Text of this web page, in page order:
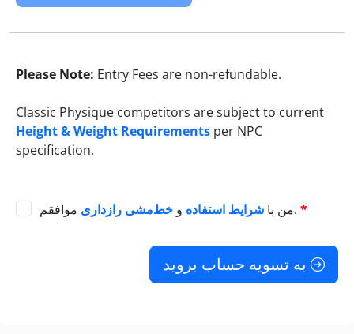
Please Note: Entry Fees are non-refundable.
Classic Physique competitors are subject to current
Height & Weight Requirements per NPC
specification.
من با شرایط استفاده و خط‌مشی رازداری موافقم.*